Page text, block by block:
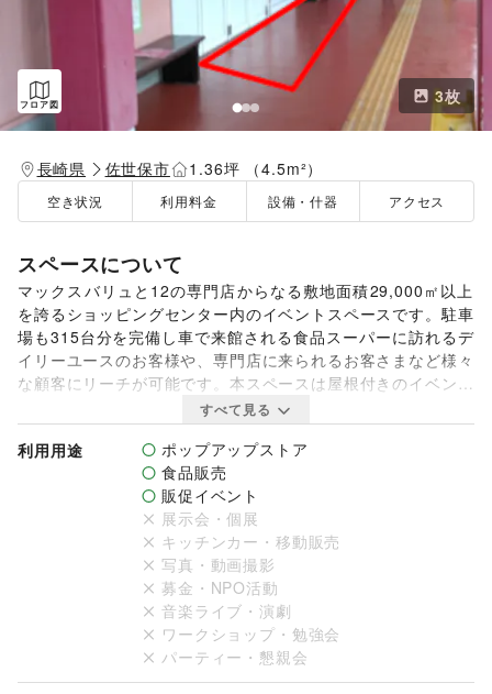
フロア図 3枚
長崎県 佐世保市 1.36坪 （4.5m²）
空き状況 利用料金 設備・什器 アクセス
スペースについて
マックスバリュと12の専門店からなる敷地面積29,000㎡以上
を誇るショッピングセンター内のイベントスペースです。駐車
場も315台分を完備し車で来館される食品スーパーに訪れるデ
イリーユースのお客様や、専門店に来られるお客さまなど様々
な顧客にリーチが可能です。本スペースは屋根付きのイベント
スペースのため雨天の場合でも実施が可能です。まずはお問い
合わせください。
【利用可能面積】
・使用に際し「指定場所一時使用に関する覚書」の締結及び出
展内容ごとに各種書類の提出が必要です。
※契約書締結には、祝祭日を除く２０日間ほど、時間を要しま
・日程は確定を優先させて頂きます。
・スペース利用料金は、オーナー指定の期日までにご入金頂き
ます。
すべて見る
利用用途
ポップアップストア
食品販売
販促イベント
展示会・個展
キッチンカー・移動販売
写真・動画撮影
募金・NPO活動
音楽ライブ・演劇
ワークショップ・勉強会
パーティー・懇親会